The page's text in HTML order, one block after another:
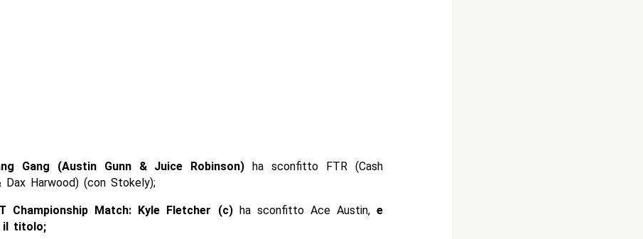
Gang (Austin Gunn & Juice Robinson) ha sconfitto FTR (Cash
Dax Harwood) (con Stokely);
Championship Match: Kyle Fletcher (c)ha sconfitto Ace Austin,e
il titolo;